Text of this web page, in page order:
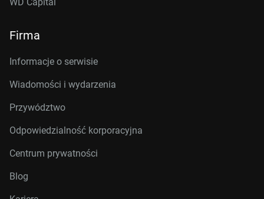
Firma
Informacje o serwisie
Wiadomości i wydarzenia
Przywództwo
Odpowiedzialność korporacyjna
Centrum prywatności
Blog